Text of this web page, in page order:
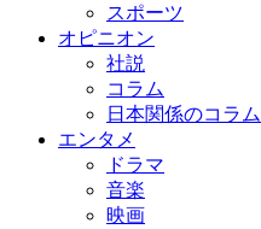
スポーツ
オピニオン
社説
コラム
日本関係のコラム
エンタメ
ドラマ
音楽
映画